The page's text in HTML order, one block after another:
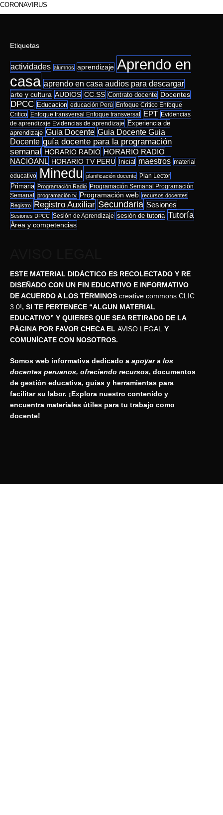
CORONAVIRUS
Etiquetas
actividades alumnos aprendizaje Aprendo en
casa aprendo en casa audios para descargar
arte y cultura AUDIOS CC.SS Contrato docente Docentes
DPCC Educacion educación Perú
Enfoque Critico Enfoque
Critico Enfoque transversal Enfoque transversal EPT Evidencias
de aprendizaje Evidencias de aprendizaje
Experiencia de
aprendizaje Guia Docente Guia Docente Guia
Docente guía docente para la programación
semanal HORARIO RADIO HORARIO RADIO
NACIOANL HORARIO TV PERU Inicial maestros material
educativo Minedu planificación docente Plan Lector
Primaria Programación Radio Programación Semanal Programación
Semanal programación tv Programación web recursos docentes
Registro Registro Auxiliar Secundaria Sesiones
Sesiones DPCC Sesión de Aprendizaje sesión de tutoria Tutoría
Área y competencias
ESTE MATERIAL DIDÁCTICO ES RECOLECTADO Y RE
DISEÑADO CON UN FIN EDUCATIVO E INFORMATIVO
DE ACUERDO A LOS TÉRMINOS creative commons CLIC
3.0!, SI TE PERTENECE “ALGUN MATERIAL
EDUCATIVO” Y QUIERES QUE SEA RETIRADO DE LA
PÁGINA POR FAVOR CHECA EL AVISO LEGAL Y
COMUNÍCATE CON NOSOTROS.
Somos web informativa dedicado a apoyar a los
docentes peruanos, ofreciendo recursos, documentos
de gestión educativa, guías y herramientas para
facilitar su labor. ¡Explora nuestro contenido y
encuentra materiales útiles para tu trabajo como
docente!